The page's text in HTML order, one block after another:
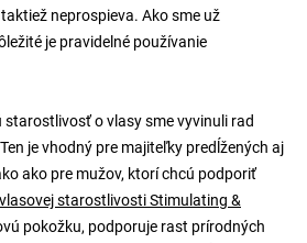
neprospieva. Ako sme už
je pravidelné používanie
o vlasy sme vyvinuli rad
je vhodný pre majiteľky predĺžených aj
ako pre mužov, ktorí chcú podporiť
starostlivosti Stimulating &
pokožku, podporuje rast prírodných